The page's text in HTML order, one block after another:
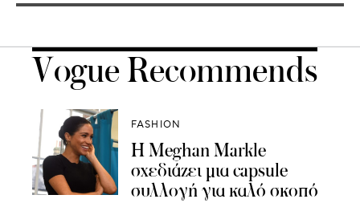
Vogue Recommends
FASHION
Η Meghan Markle
σχεδιάζει μια capsule
συλλογή για καλό σκοπό